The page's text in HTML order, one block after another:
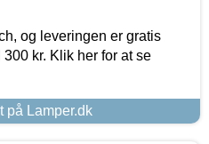
og leveringen er gratis
kr. Klik her for at se
på Lamper.dk